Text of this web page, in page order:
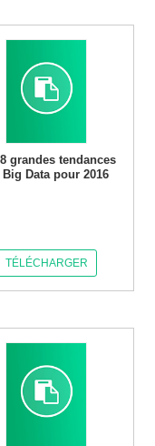
grandes tendances
Data pour 2016
TÉLÉCHARGER